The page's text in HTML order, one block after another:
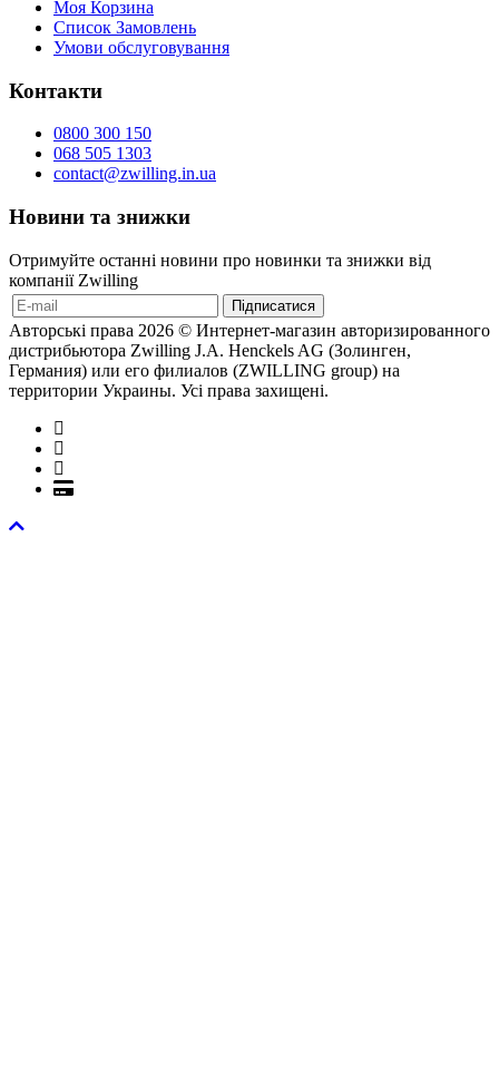
Моя Корзина
Список Замовлень
Умови обслуговування
Контакти
0800 300 150
068 505 1303
contact@zwilling.in.ua
Новини та знижки
Отримуйте останні новини про новинки та знижки від
компанії Zwilling
Авторські права 2026 © Интернет-магазин авторизированного
дистрибьютора Zwilling J.A. Henckels AG (Золинген,
Германия) или его филиалов (ZWILLING group) на
территории Украины. Усі права захищені.